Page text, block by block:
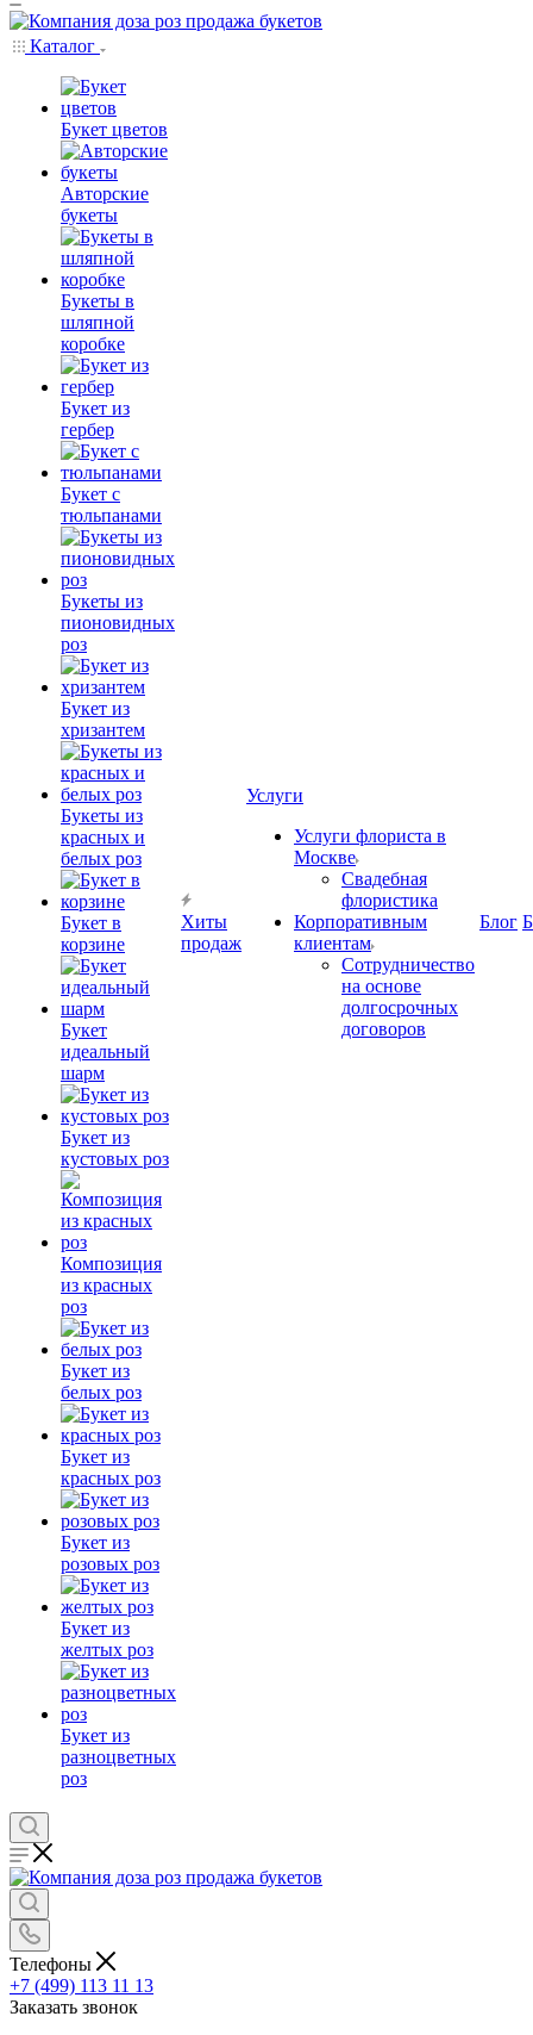
Каталог
Букет цветов
Авторские
букеты
Букеты в
шляпной
коробке
Букет из
гербер
Букет с
тюльпанами
Букеты из
пионовидных
роз
Букет из
хризантем
Букеты из
красных и
белых роз
Букет в
корзине
Букет
идеальный
шарм
Букет из
кустовых роз
Композиция
из красных
роз
Букет из
белых роз
Букет из
красных роз
Букет из
розовых роз
Букет из
желтых роз
Букет из
разноцветных
роз
Хиты
продаж
Услуги
Услуги флориста в
Москве
Свадебная
флористика
Корпоративным
клиентам
Сотрудничество
на основе
долгосрочных
договоров
Блог
Телефоны
+7 (499) 113 11 13
Заказать звонок